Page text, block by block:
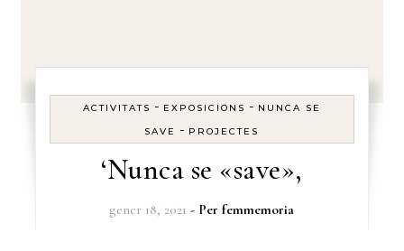
ACTIVITATS - EXPOSICIONS - NUNCA SE
SAVE
- PROJECTES
‘Nunca se «save»,
gener 18, 2021 - Perfemmemoria